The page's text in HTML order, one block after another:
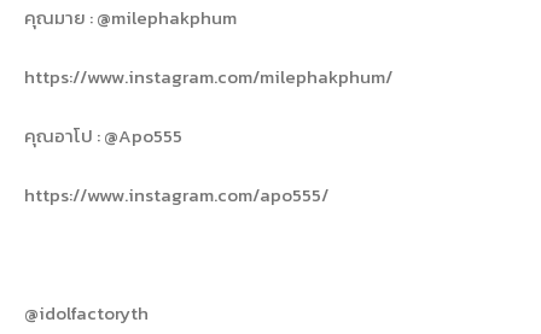
คุณมาย : @milephakphum
https://www.instagram.com/milephakphum/
คุณอาโป : @Apo555
https://www.instagram.com/apo555/
@idolfactoryth